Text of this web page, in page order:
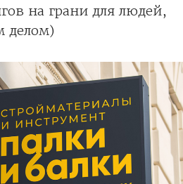
на грани для людей,
делом)